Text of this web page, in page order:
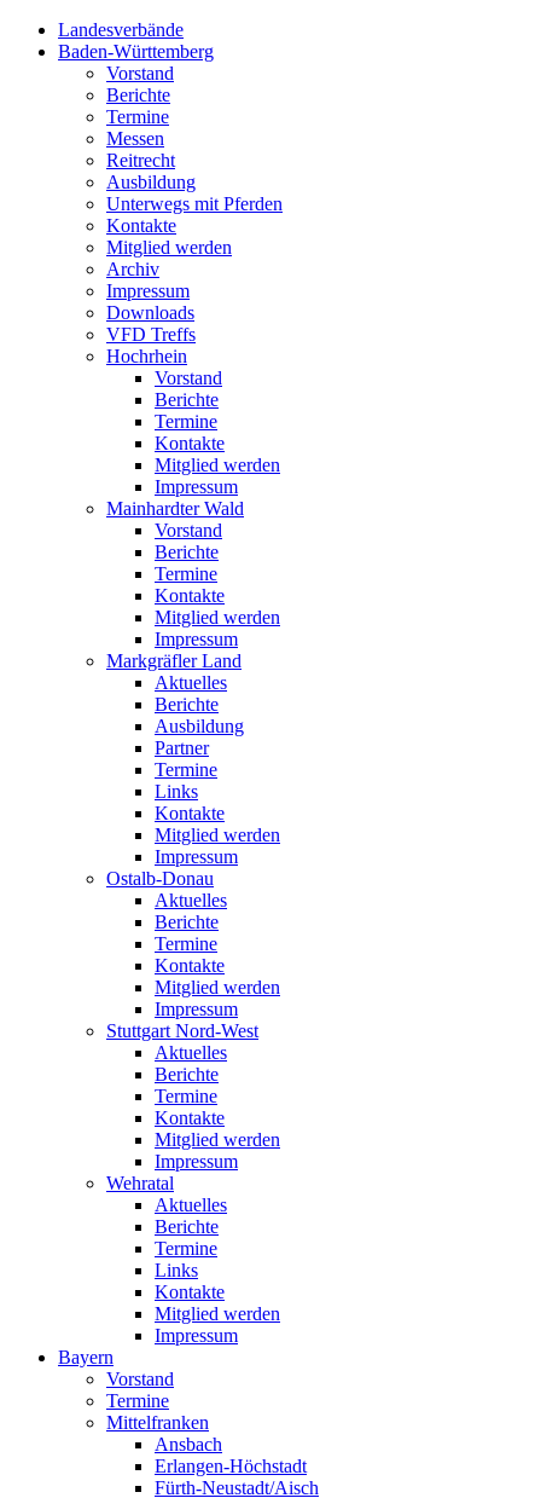
Landesverbände
Baden-Württemberg
Vorstand
Berichte
Termine
Messen
Reitrecht
Ausbildung
Unterwegs mit Pferden
Kontakte
Mitglied werden
Archiv
Impressum
Downloads
VFD Treffs
Hochrhein
Vorstand
Berichte
Termine
Kontakte
Mitglied werden
Impressum
Mainhardter Wald
Vorstand
Berichte
Termine
Kontakte
Mitglied werden
Impressum
Markgräfler Land
Aktuelles
Berichte
Ausbildung
Partner
Termine
Links
Kontakte
Mitglied werden
Impressum
Ostalb-Donau
Aktuelles
Berichte
Termine
Kontakte
Mitglied werden
Impressum
Stuttgart Nord-West
Aktuelles
Berichte
Termine
Kontakte
Mitglied werden
Impressum
Wehratal
Aktuelles
Berichte
Termine
Links
Kontakte
Mitglied werden
Impressum
Bayern
Vorstand
Termine
Mittelfranken
Ansbach
Erlangen-Höchstadt
Fürth-Neustadt/Aisch